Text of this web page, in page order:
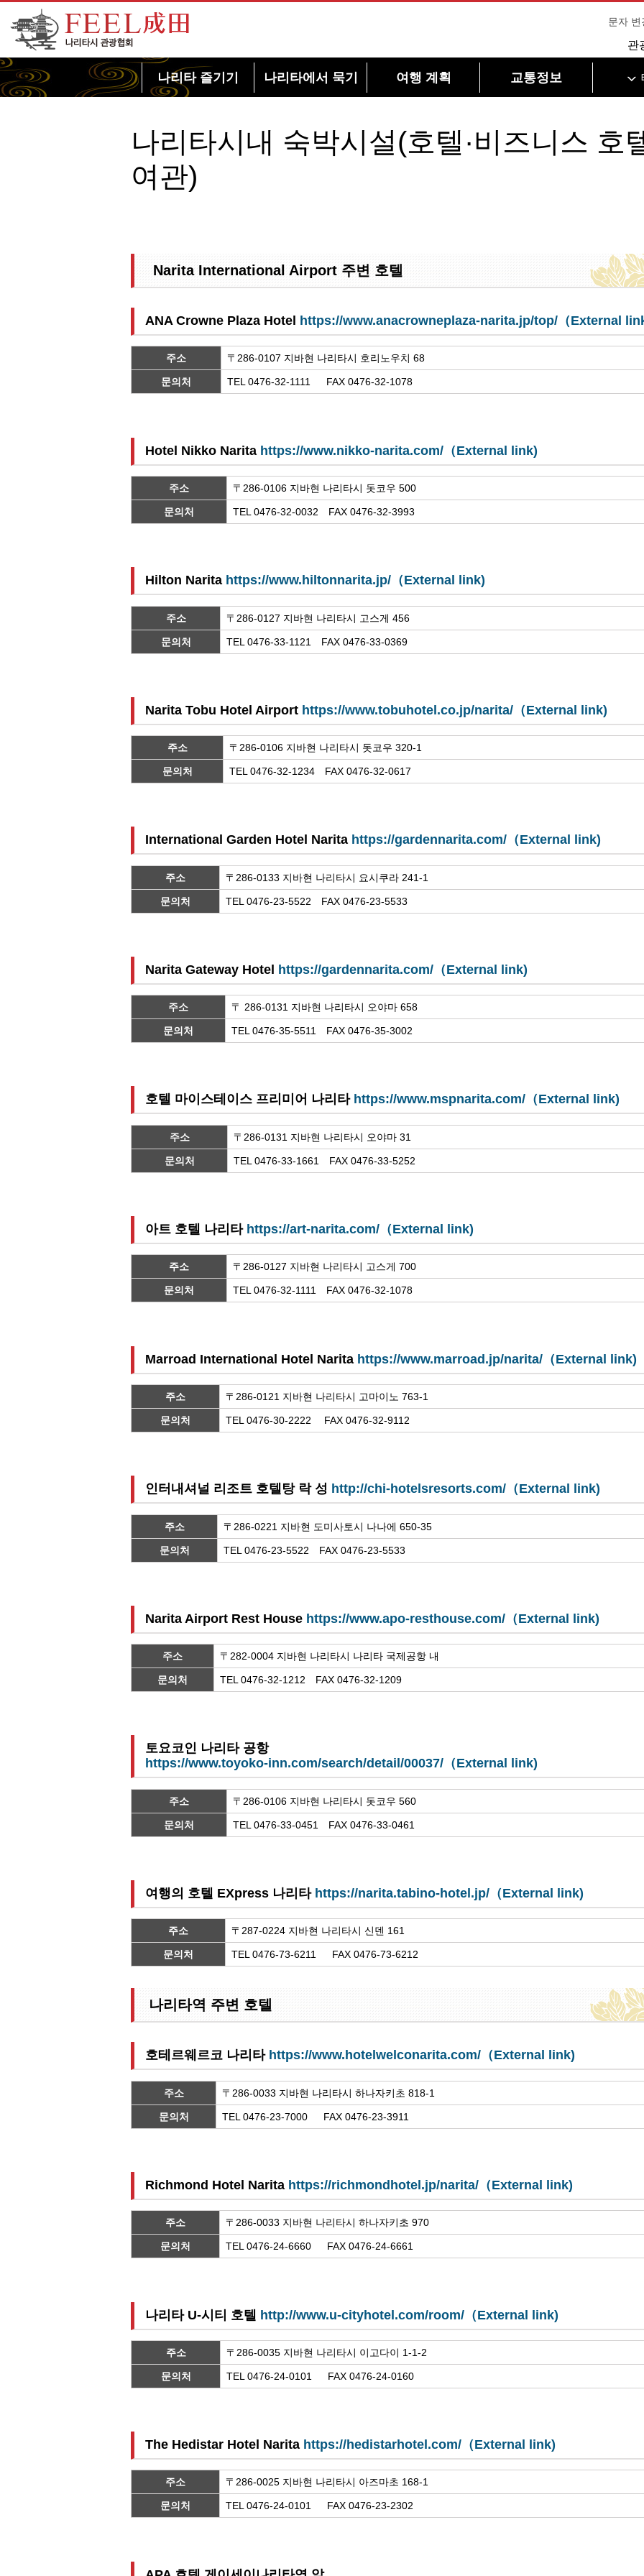
FEEL 나리타 나리타시 관광협회
문자 변
관
나리타 즐기기 나리타에서 묵기 여행 계획 교통정보
나리타시내 숙박시설(호텔·비즈니스 호
여관)
Narita International Airport 주변 호텔
ANA Crowne Plaza Hotel https://www.anacrowneplaza-narita.jp/top/（External
주소 〒286-0107 지바현 나리타시 호리노우치 68
문의처 TEL 0476-32-1111 FAX 0476-32-1078
Hotel Nikko Narita https://www.nikko-narita.com/（External link)
주소 〒286-0106 지바현 나리타시 돗코우 500
문의처 TEL 0476-32-0032 FAX 0476-32-3993
Hilton Narita https://www.hiltonnarita.jp/（External link)
주소 〒286-0127 지바현 나리타시 고스게 456
문의처 TEL 0476-33-1121 FAX 0476-33-0369
Narita Tobu Hotel Airport https://www.tobuhotel.co.jp/narita/（External link)
주소 〒286-0106 지바현 나리타시 돗코우 320-1
문의처 TEL 0476-32-1234 FAX 0476-32-0617
International Garden Hotel Narita https://gardennarita.com/（External link)
주소 〒286-0133 지바현 나리타시 요시쿠라 241-1
문의처 TEL 0476-23-5522 FAX 0476-23-5533
Narita Gateway Hotel https://gardennarita.com/（External link)
주소 〒 286-0131 지바현 나리타시 오야마 658
문의처 TEL 0476-35-5511 FAX 0476-35-3002
호텔 마이스테이스 프리미어 나리타 https://www.mspnarita.com/（External link)
주소 〒286-0131 지바현 나리타시 오야마 31
문의처 TEL 0476-33-1661 FAX 0476-33-5252
아트 호텔 나리타 https://art-narita.com/（External link)
주소 〒286-0127 지바현 나리타시 고스게 700
문의처 TEL 0476-32-1111 FAX 0476-32-1078
Marroad International Hotel Narita https://www.marroad.jp/narita/（External link)
주소 〒286-0121 지바현 나리타시 고마이노 763-1
문의처 TEL 0476-30-2222 FAX 0476-32-9112
인터내셔널 리조트 호텔탕 락 성 http://chi-hotelsresorts.com/（External link)
주소 〒286-0221 지바현 도미사토시 나나에 650-35
문의처 TEL 0476-23-5522 FAX 0476-23-5533
Narita Airport Rest House https://www.apo-resthouse.com/（External link)
주소 〒282-0004 지바현 나리타시 나리타 국제공항 내
문의처 TEL 0476-32-1212 FAX 0476-32-1209
토요코인 나리타 공항
https://www.toyoko-inn.com/search/detail/00037/（External link)
주소 〒286-0106 지바현 나리타시 돗코우 560
문의처 TEL 0476-33-0451 FAX 0476-33-0461
여행의 호텔 EXpress 나리타 https://narita.tabino-hotel.jp/（External link)
주소 〒287-0224 지바현 나리타시 신덴 161
문의처 TEL 0476-73-6211 FAX 0476-73-6212
나리타역 주변 호텔
호테르웨르코 나리타 https://www.hotelwelconarita.com/（External link)
주소 〒286-0033 지바현 나리타시 하나자키초 818-1
문의처 TEL 0476-23-7000 FAX 0476-23-3911
Richmond Hotel Narita https://richmondhotel.jp/narita/（External link)
주소 〒286-0033 지바현 나리타시 하나자키초 970
문의처 TEL 0476-24-6660 FAX 0476-24-6661
나리타 U-시티 호텔 http://www.u-cityhotel.com/room/（External link)
주소 〒286-0035 지바현 나리타시 이고다이 1-1-2
문의처 TEL 0476-24-0101 FAX 0476-24-0160
The Hedistar Hotel Narita https://hedistarhotel.com/（External link)
주소 〒286-0025 지바현 나리타시 아즈마초 168-1
문의처 TEL 0476-24-0101 FAX 0476-23-2302